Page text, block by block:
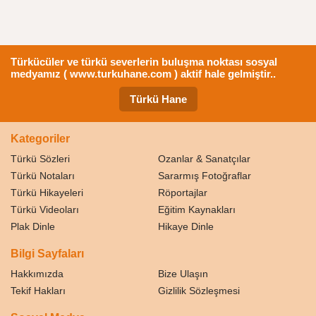
Türkücüler ve türkü severlerin buluşma noktası sosyal
medyamız ( www.turkuhane.com ) aktif hale gelmiştir..
Türkü Hane
Kategoriler
Türkü Sözleri
Ozanlar & Sanatçılar
Türkü Notaları
Sararmış Fotoğraflar
Türkü Hikayeleri
Röportajlar
Türkü Videoları
Eğitim Kaynakları
Plak Dinle
Hikaye Dinle
Bilgi Sayfaları
Hakkımızda
Bize Ulaşın
Tekif Hakları
Gizlilik Sözleşmesi